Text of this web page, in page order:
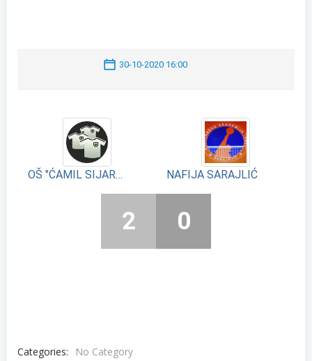
30-10-2020 16:00
OŠ "ĆAMIL SIJARIĆ" NAFIJA SARAJLIĆ
2 0
Categories:
No Category